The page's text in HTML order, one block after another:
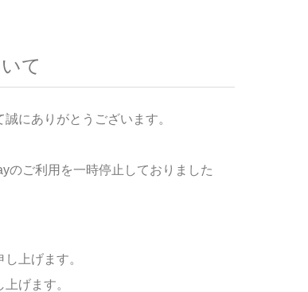
て
にありがとうございます。
のご利用を一時停止しておりました
上げます。
げます。